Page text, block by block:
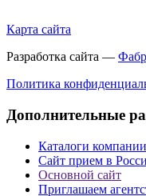
Карта сайта
Разработка сайта —
Политика
Дополнительные
Каталоги компании
Сайт прием в
Основной сайт
Приглашаем